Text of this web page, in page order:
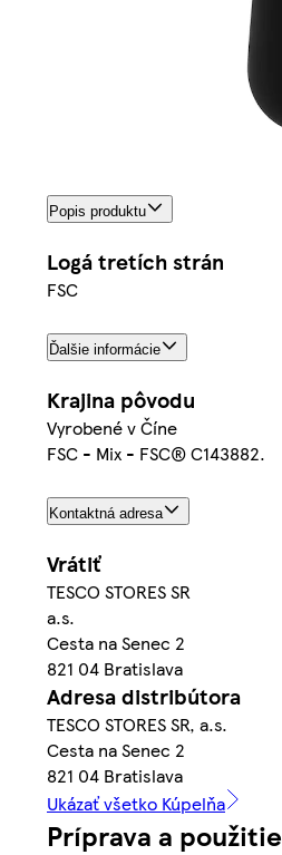
Popis produktu
Logá tretích strán
FSC
Ďalšie informácie
Krajina pôvodu
Vyrobené v Číne
FSC - Mix - FSC® C143882.
Kontaktná adresa
Vrátiť
TESCO STORES SR
a.s.
Cesta na Senec 2
821 04 Bratislava
Adresa distribútora
TESCO STORES SR, a.s.
Cesta na Senec 2
821 04 Bratislava
Ukázať všetko Kúpelňa
Príprava a použitie